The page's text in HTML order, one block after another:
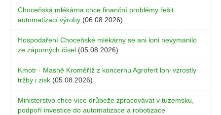
Choceňská mlékárna chce finanční problémy řešit
automatizací výroby (06.08.2026)
Hospodaření Choceňské mlékárny se ani loni nevymanilo
ze záporných čísel (05.08.2026)
Kmotr - Masně Kroměříž z koncernu Agrofert loni vzrostly
tržby i zisk (05.08.2026)
Ministerstvo chce více drůbeže zpracovávat v tuzemsku,
podpoří investice do automatizace a robotizace